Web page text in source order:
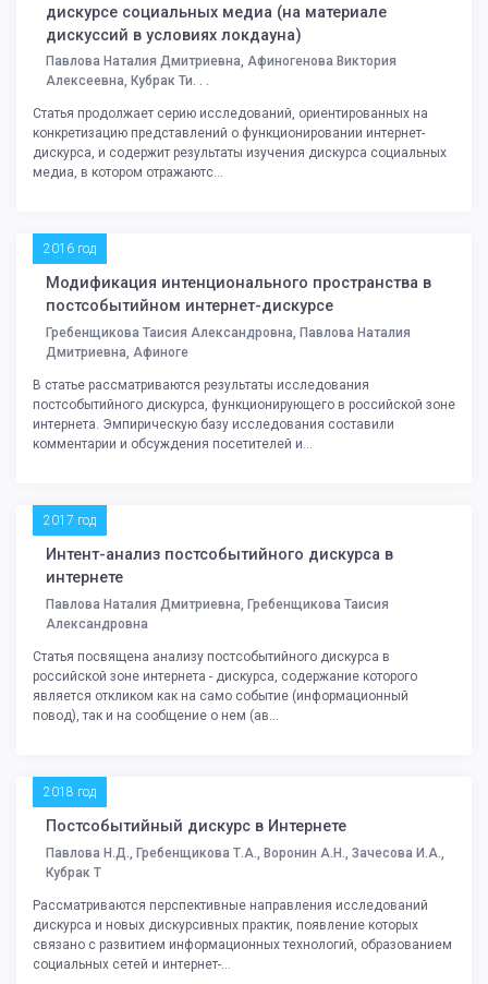
дискурсе социальных медиа (на материале
дискуссий в условиях локдауна)
Павлова Наталия Дмитриевна, Афиногенова Виктория
Алексеевна, Кубрак Ти. . .
Статья продолжает серию исследований, ориентированных на
конкретизацию представлений о функционировании интернет-
дискурса, и содержит результаты изучения дискурса социальных
медиа, в котором отражаютс...
2016 год
Модификация интенционального пространства в
постсобытийном интернет-дискурсе
Гребенщикова Таисия Александровна, Павлова Наталия
Дмитриевна, Афиноге
В статье рассматриваются результаты исследования
постсобытийного дискурса, функционирующего в российской зоне
интернета. Эмпирическую базу исследования составили
комментарии и обсуждения посетителей и...
2017 год
Интент-анализ постсобытийного дискурса в
интернете
Павлова Наталия Дмитриевна, Гребенщикова Таисия
Александровна
Статья посвящена анализу постсобытийного дискурса в
российской зоне интернета - дискурса, содержание которого
является откликом как на само событие (информационный
повод), так и на сообщение о нем (ав...
2018 год
Постсобытийный дискурс в Интернете
Павлова Н.Д., Гребенщикова Т.А., Воронин А.Н., Зачесова И.А.,
Кубрак Т
Рассматриваются перспективные направления исследований
дискурса и новых дискурсивных практик, появление которых
связано с развитием информационных технологий, образованием
социальных сетей и интернет-...